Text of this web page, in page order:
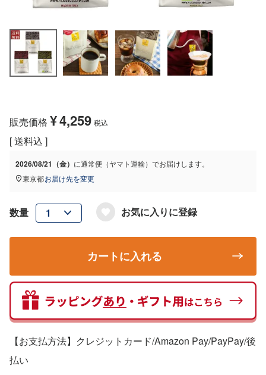
販売価格 ¥4,259 税込
送料込
2026/08/21（金） に通常便（ヤマト運輸） でお届けします。
東京都お届け先を変更
お気に入りに登録
カートに入れる
【お支払方法】クレジットカード/Amazon Pay/PayPay/後
払い